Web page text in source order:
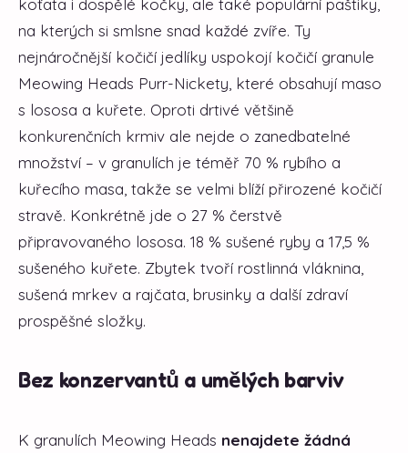
koťata i dospělé kočky, ale také populární paštiky,
na kterých si smlsne snad každé zvíře. Ty
nejnáročnější kočičí jedlíky uspokojí kočičí granule
Meowing Heads Purr-Nickety, které obsahují maso
s lososa a kuřete. Oproti drtivé většině
konkurenčních krmiv ale nejde o zanedbatelné
množství – v granulích je téměř 70 % rybího a
kuřecího masa, takže se velmi blíží přirozené kočičí
stravě. Konkrétně jde o 27 % čerstvě
připravovaného lososa. 18 % sušené ryby a 17,5 %
sušeného kuřete. Zbytek tvoří rostlinná vláknina,
sušená mrkev a rajčata, brusinky a další zdraví
prospěšné složky.
Bez konzervantů a umělých barviv
K granulích Meowing Heads nenajdete žádná